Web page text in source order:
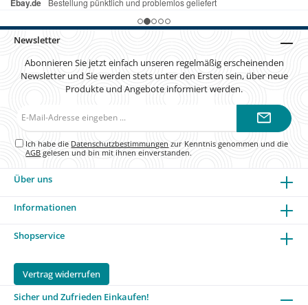
Newsletter
Abonnieren Sie jetzt einfach unseren regelmäßig erscheinenden
Newsletter und Sie werden stets unter den Ersten sein, über neue
Produkte und Angebote informiert werden.
Ich habe die Datenschutzbestimmungen zur Kenntnis genommen und die
AGB gelesen und bin mit ihnen einverstanden.
Über uns
Informationen
Shopservice
Vertrag widerrufen
Sicher und Zufrieden Einkaufen!